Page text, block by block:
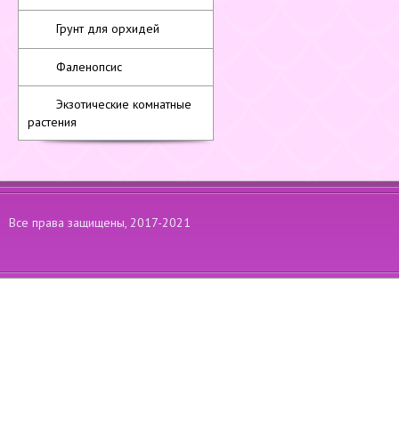
Грунт для орхидей
Фаленопсис
Экзотические комнатные
растения
Все права защищены, 2017-2021